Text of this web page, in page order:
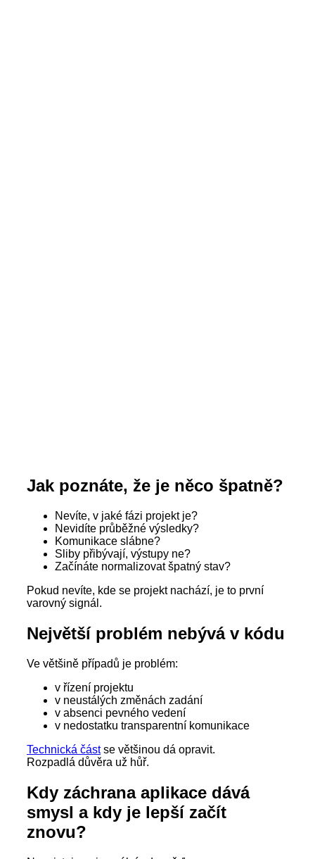
Jak poznáte, že je něco špatně?
Nevíte, v jaké fázi projekt je?
Nevidíte průběžné výsledky?
Komunikace slábne?
Sliby přibývají, výstupy ne?
Začínáte normalizovat špatný stav?
Pokud nevíte, kde se projekt nachází, je to první
varovný signál.
Největší problém nebývá v kódu
Ve většině případů je problém:
v řízení projektu
v neustálých změnách zadání
v absenci pevného vedení
v nedostatku transparentní komunikace
Technická částse většinou dá opravit.
Rozpadlá důvěra už hůř.
Kdy záchrana aplikace dává
smysl a kdy je lepší začít
znovu?